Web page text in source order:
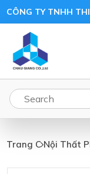
Trang ChủNội Thất
Bàn
Nội
Thất